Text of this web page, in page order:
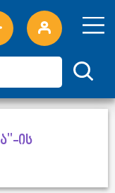
ის